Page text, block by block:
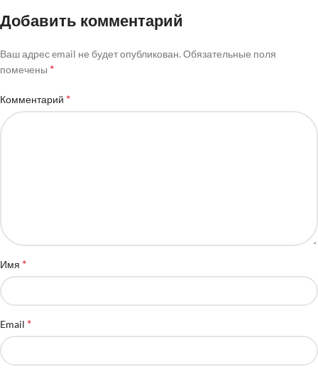
Добавить комментарий
Ваш адрес email не будет опубликован. Обязательные поля
помечены *
Комментарий *
Имя *
Email *